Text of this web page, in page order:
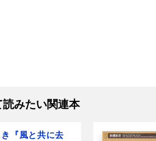
読みたい関連本
き『風と共に去